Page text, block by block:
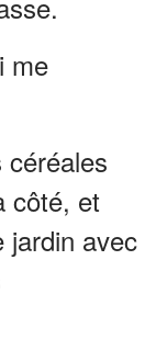
me
céréales
côté, et
jardin avec